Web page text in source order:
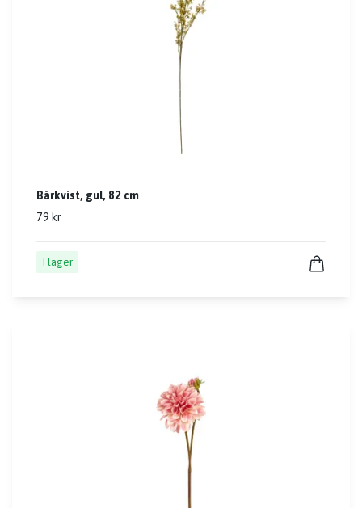
Bärkvist, gul, 82 cm
79 kr
I lager